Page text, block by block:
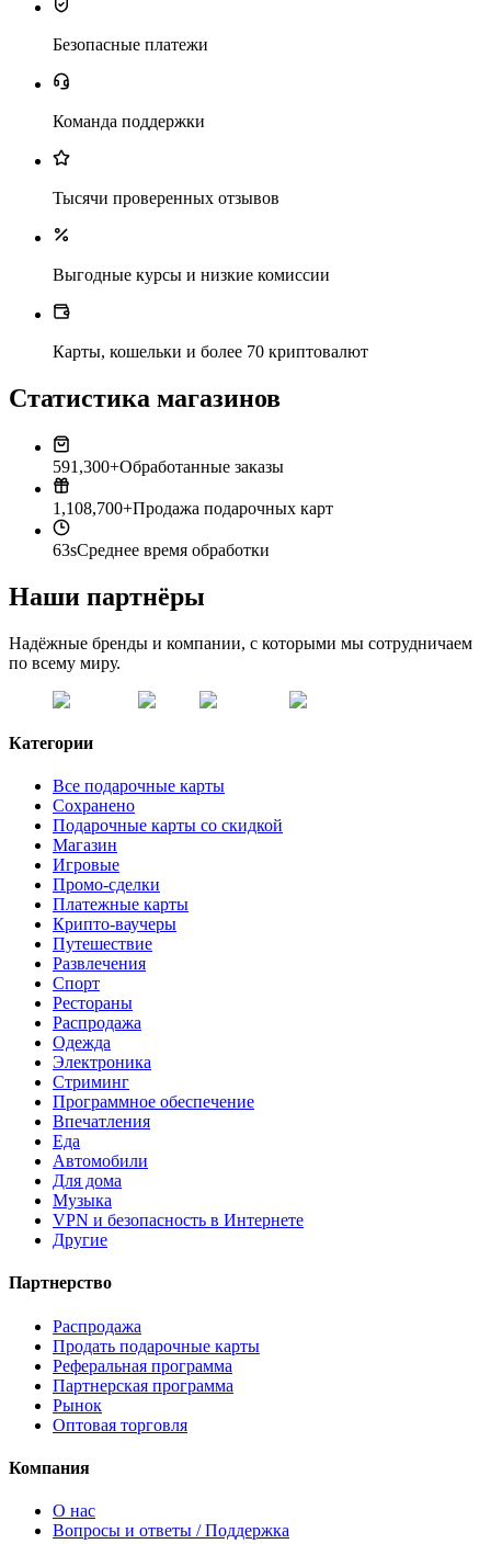
Безопасные платежи
Команда поддержки
Тысячи проверенных отзывов
Выгодные курсы и низкие комиссии
Карты, кошельки и более 70 криптовалют
Статистика магазинов
591,300+Обработанные заказы
1,108,700+Продажа подарочных карт
63sСреднее время обработки
Наши партнёры
Надёжные бренды и компании, с которыми мы сотрудничаем
по всему миру.
Категории
Все подарочные карты
Сохранено
Подарочные карты со скидкой
Магазин
Игровые
Промо-сделки
Платежные карты
Крипто-ваучеры
Путешествие
Развлечения
Спорт
Рестораны
Распродажа
Одежда
Электроника
Стриминг
Программное обеспечение
Впечатления
Еда
Автомобили
Для дома
Музыка
VPN и безопасность в Интернете
Другие
Партнерство
Распродажа
Продать подарочные карты
Реферальная программа
Партнерская программа
Рынок
Оптовая торговля
Компания
О нас
Вопросы и ответы / Поддержка